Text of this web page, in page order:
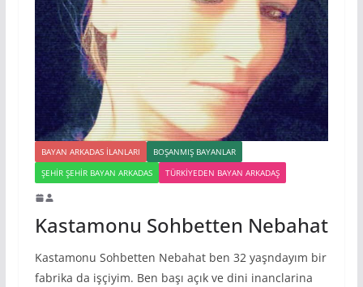
BAYAN ARKADAS ILANLARI
BOŞANMIŞ BAYANLAR
ŞEHIR ŞEHIR BAYAN ARKADAS
TÜRKIYEDEN BAYAN ARKADAŞ
Kastamonu Sohbetten Nebahat
Kastamonu Sohbetten Nebahat ben 32 yaşndayım bir
fabrika da işçiyim. Ben başı açık ve dini inanclarina